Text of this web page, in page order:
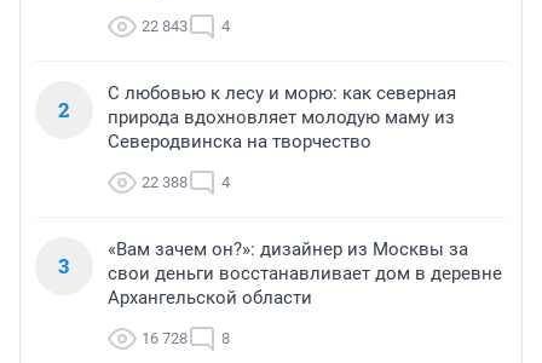
22 843 4
2
С любовью к лесу и морю: как северная
природа вдохновляет молодую маму из
Северодвинска на творчество
22 388 4
3
«Вам зачем он?»: дизайнер из Москвы за
свои деньги восстанавливает дом в деревне
Архангельской области
16 728 8